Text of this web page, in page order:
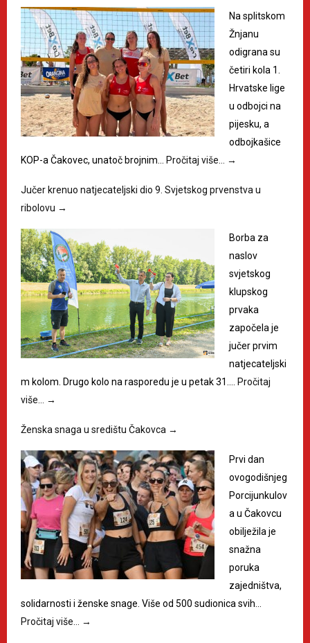
Na splitskom
Žnjanu
odigrana su
četiri kola 1.
Hrvatske lige
u odbojci na
pijesku, a
odbojkašice
KOP-a Čakovec, unatoč brojnim… Pročitaj više… →
Jučer krenuo natjecateljski dio 9. Svjetskog prvenstva u
ribolovu →
Borba za
naslov
svjetskog
klupskog
prvaka
započela je
jučer prvim
natjecateljski
m kolom. Drugo kolo na rasporedu je u petak 31.… Pročitaj
više… →
Ženska snaga u središtu Čakovca →
Prvi dan
ovogodišnjeg
Porcijunkulov
a u Čakovcu
obilježila je
snažna
poruka
zajedništva,
solidarnosti i ženske snage. Više od 500 sudionica svih…
Pročitaj više… →